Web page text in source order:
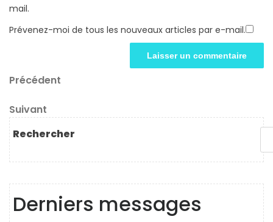
mail.
Prévenez-moi de tous les nouveaux articles par e-mail.
Navigation
de
l’article
Article
Précédent
Article
suivant
Suivant
Rechercher
Derniers messages